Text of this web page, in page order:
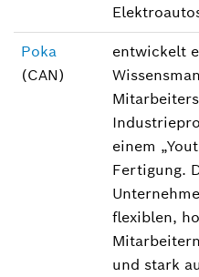
Poka
(CAN)
entwickelt
einem
Fertigung.
flexiblen,
und stark